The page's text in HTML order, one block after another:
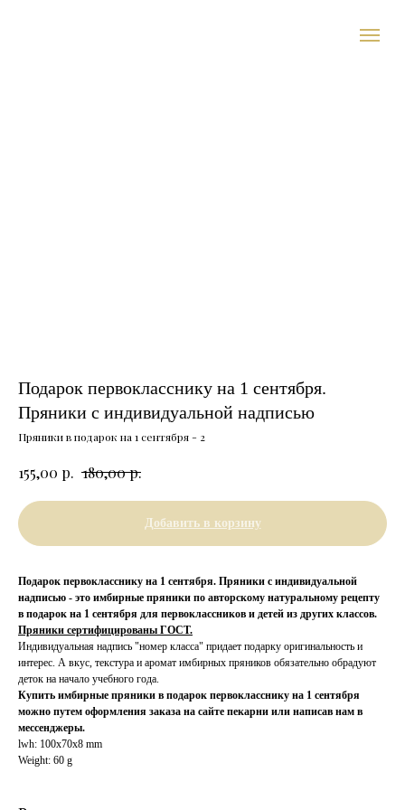
Подарок первокласснику на 1 сентября.
Пряники с индивидуальной надписью
Пряники в подарок на 1 сентября - 2
155,00 р. 180,00р.
Добавить в корзину
Подарок первокласснику на 1 сентября. Пряники с индивидуальной
надписью - это имбирные пряники по авторскому натуральному рецепту
в подарок на 1 сентября для первоклассников и детей из других классов.
Пряники сертифицированы ГОСТ.
Индивидуальная надпись "номер класса" придает подарку оригинальность и
интерес. А вкус, текстура и аромат имбирных пряников обязательно обрадуют
деток на начало учебного года.
Купить имбирные пряники в подарок первокласснику на 1 сентября
можно путем оформления заказа на сайте пекарни или написав нам в
мессенджеры.
lwh: 100x70x8 mm
Weight: 60 g